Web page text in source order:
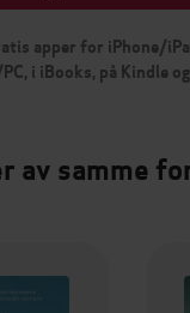
apper for iPhone/
i iBooks, på Kindle
av samme